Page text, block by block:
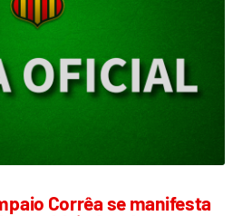
Corrêa se manifesta